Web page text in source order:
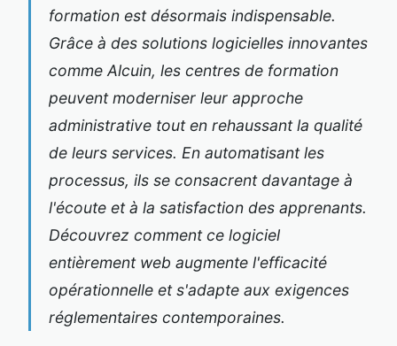
formation est désormais indispensable.
Grâce à des solutions logicielles innovantes
comme Alcuin, les centres de formation
peuvent moderniser leur approche
administrative tout en rehaussant la qualité
de leurs services. En automatisant les
processus, ils se consacrent davantage à
l'écoute et à la satisfaction des apprenants.
Découvrez comment ce logiciel
entièrement web augmente l'efficacité
opérationnelle et s'adapte aux exigences
réglementaires contemporaines.